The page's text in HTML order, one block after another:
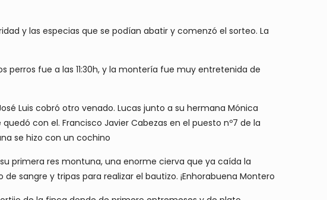
y las especias que se podían abatir y comenzó el sorteo. La
perros fue a las 11:30h, y la montería fue muy entretenida de
Luis cobró otro venado. Lucas junto a su hermana Mónica
con el. Francisco Javier Cabezas en el puesto nº7 de la
se hizo con un cochino
primera res montuna, una enorme cierva que ya caída la
sangre y tripas para realizar el bautizo. ¡Enhorabuena Montero